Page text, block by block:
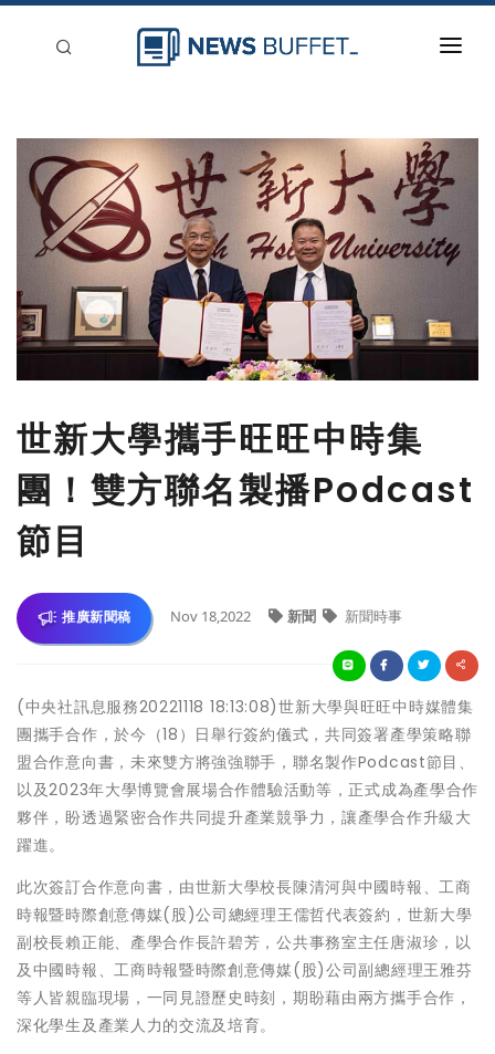
新聞稿分類
登入
刊登
世新大學攜手旺旺中時集
團！雙方聯名製播Podcast
節目
推廣新聞稿 Nov 18,2022 新聞 新聞時事
(中央社訊息服務20221118 18:13:08)世新大學與旺旺中時媒體集
團攜手合作，於今（18）日舉行簽約儀式，共同簽署產學策略聯
盟合作意向書，未來雙方將強強聯手，聯名製作Podcast節目、
以及2023年大學博覽會展場合作體驗活動等，正式成為產學合作
夥伴，盼透過緊密合作共同提升產業競爭力，讓產學合作升級大
躍進。
此次簽訂合作意向書，由世新大學校長陳清河與中國時報、工商
時報暨時際創意傳媒(股)公司總經理王儒哲代表簽約，世新大學
副校長賴正能、產學合作長許碧芳，公共事務室主任唐淑珍，以
及中國時報、工商時報暨時際創意傳媒(股)公司副總經理王雅芬
等人皆親臨現場，一同見證歷史時刻，期盼藉由兩方攜手合作，
深化學生及產業人力的交流及培育。